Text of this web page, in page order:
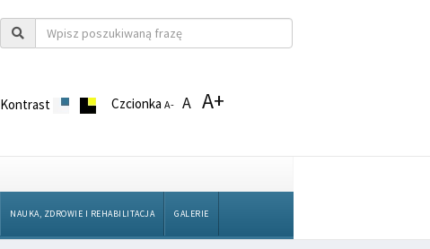
Kontrast CzcionkaA- A A+
NAUKA, ZDROWIE I REHABILITACJA GALERIE